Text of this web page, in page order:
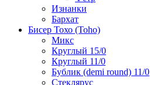
Изнанки
Бархат
Бисер Тохо (Toho)
Микс
Круглый 15/0
Круглый 11/0
Бублик (demi round) 11/0
Стеклярус